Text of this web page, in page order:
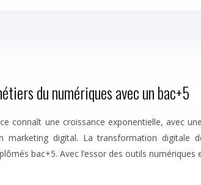
du numériques avec un bac+5
connaît une croissance exponentielle, avec
marketing digital. La transformation digitale
bac+5. Avec l’essor des outils numériques